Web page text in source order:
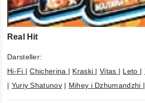
Real Hit
Darsteller:
Hi-Fi |Chicherina | Kraski |Vitas | Leto |
| Yuriy Shatunov| Mihey i Dzhumandzhi |